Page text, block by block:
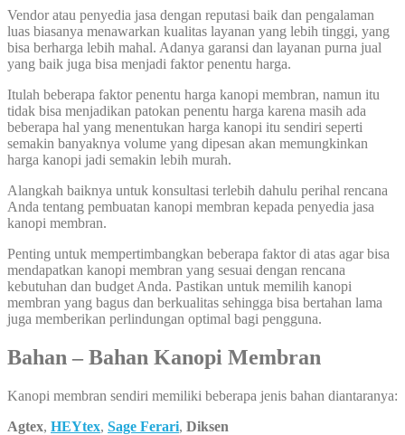
Vendor atau penyedia jasa dengan reputasi baik dan pengalaman
luas biasanya menawarkan kualitas layanan yang lebih tinggi, yang
bisa berharga lebih mahal. Adanya garansi dan layanan purna jual
yang baik juga bisa menjadi faktor penentu harga.
Itulah beberapa faktor penentu harga kanopi membran, namun itu
tidak bisa menjadikan patokan penentu harga karena masih ada
beberapa hal yang menentukan harga kanopi itu sendiri seperti
semakin banyaknya volume yang dipesan akan memungkinkan
harga kanopi jadi semakin lebih murah.
Alangkah baiknya untuk konsultasi terlebih dahulu perihal rencana
Anda tentang pembuatan kanopi membran kepada penyedia jasa
kanopi membran.
Penting untuk mempertimbangkan beberapa faktor di atas agar bisa
mendapatkan kanopi membran yang sesuai dengan rencana
kebutuhan dan budget Anda. Pastikan untuk memilih kanopi
membran yang bagus dan berkualitas sehingga bisa bertahan lama
juga memberikan perlindungan optimal bagi pengguna.
Bahan – Bahan Kanopi Membran
Kanopi membran sendiri memiliki beberapa jenis bahan diantaranya:
Agtex, HEYtex, Sage Ferari, Diksen